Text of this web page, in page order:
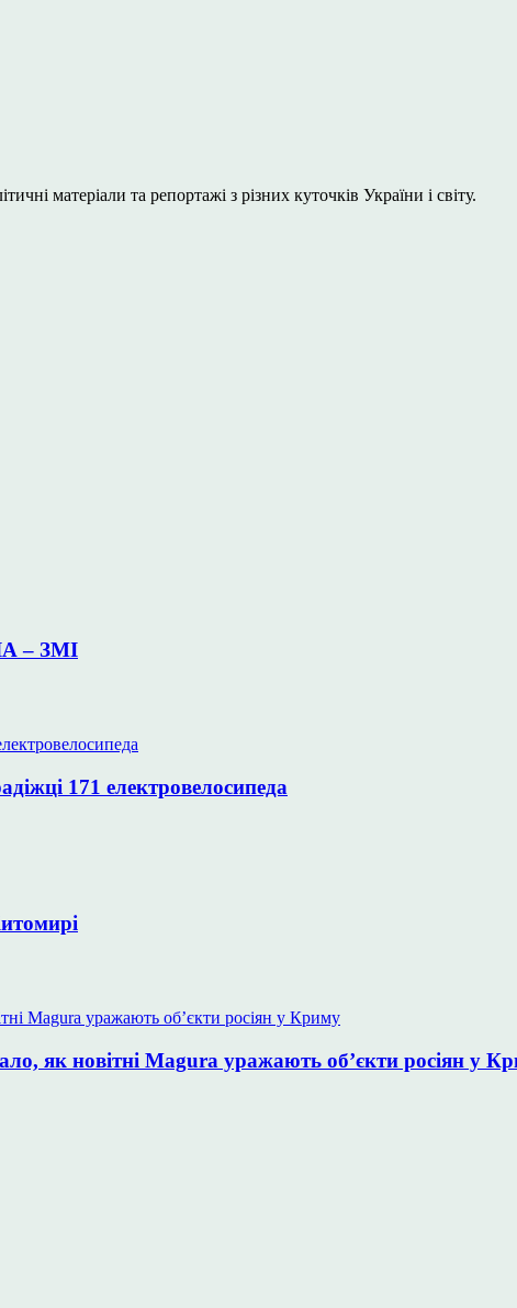
матеріали та репортажі з різних куточків України і світу.
– ЗМІ
171 електровелосипеда
як новітні Magura уражають об’єкти росіян у